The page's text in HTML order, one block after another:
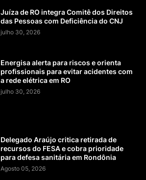
Juíza de RO integra Comitê dos Direitos
das Pessoas com Deficiência do CNJ
julho 30, 2026
Energisa alerta para riscos e orienta
profissionais para evitar acidentes com
a rede elétrica em RO
julho 30, 2026
Delegado Araújo critica retirada de
recursos do FESA e cobra prioridade
para defesa sanitária em Rondônia
Agosto 05, 2026